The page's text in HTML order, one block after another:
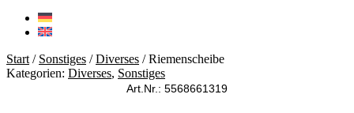
Start / Sonstiges /Diverses / Riemenscheibe
Kategorien: Diverses, Sonstiges
Art.Nr.: 5568661319